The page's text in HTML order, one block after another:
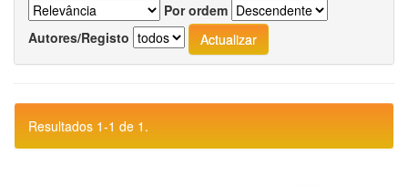
Por ordem
Autores/Registo
Resultados 1-1 de 1.